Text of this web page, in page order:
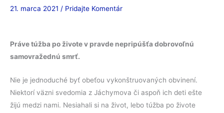
21. marca 2021 / Pridajte Komentár
Práve túžba po živote v pravde nepripúšťa dobrovoľnú
samovražednú smrť.
Nie je jednoduché byť obeťou vykonštruovaných obvinení.
Niektorí väzni svedomia z Jáchymova či aspoň ich deti ešte
žijú medzi nami. Nesiahali si na život, lebo túžba po živote